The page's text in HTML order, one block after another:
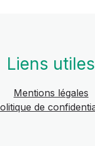
Liens utiles
Mentions légales
de